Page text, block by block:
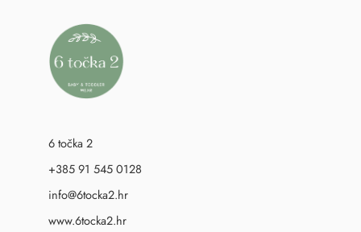
6 točka 2
+385 91 545 0128
info@6tocka2.hr
www.6tocka2.hr